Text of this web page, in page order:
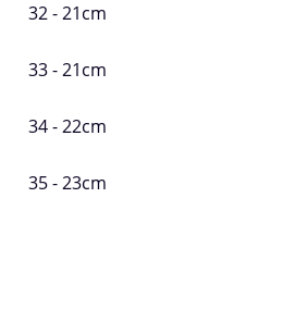
32 - 21cm
33 - 21cm
34 - 22cm
35 - 23cm